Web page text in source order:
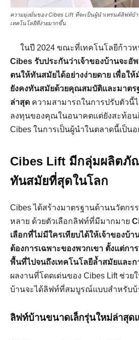
ความมุ่งมั่นของ Cibes Lift ที่จะเป็นผู้นำเทรนด์ลิฟท์บ้
เทคโนโลยีที่ง่ายมากขึ้น
ในปี 2024 ขณะที่เทคโนโลยีก้าวห
Cibes รับประกันว่าเจ้าของบ้านจะอั
ตนให้ทันสมัยได้อย่างง่ายดาย เพื่อใ
ยังคงทันสมัยด้วยคุณสมบัติและมาตร
ล่าสุด ความสามารถในการปรับตัวนี้
ลงทุนของคุณในอนาคตแต่ยังสะท้อน
Cibes ในการเป็นผู้นำในตลาดนี้เป็นอ
Cibes Lift มีกลุ่มผลิต
ทันสมัยที่สุดในโลก
Cibes ได้สร้างมาตรฐานด้านนวัตก
หลาย ด้วยตัวเลือกลิฟท์ที่มีมากมาย
เลือกที่ไม่มีใครเทียบได้ให้เจ้าของบ้
ต้องการเฉพาะของพวกเขา ตั้งแต่ก
พื้นที่ไปจนถึงเทคโนโลยีล้ำสมัยและ
ผลงานที่โดดเด่นของ Cibes Lift ช่วย
บ้านจะได้ลิฟท์ที่สมบูรณ์แบบสำหรับบ้
ลิฟท์บ้านขนาดเล็กรุ่นใหม่ล่าสุด